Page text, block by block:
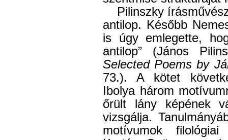
Pilinszky
antilop. Később
is úgy emlegette,
antilop” (János
Selected Poems by
73.). A kötet
Ibolya három
őrült lány képének
vizsgálja.
motívumok filológiai